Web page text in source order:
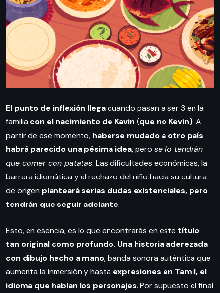
El punto de inflexión llegacuando pasan a ser 3 en la
familia con el nacimiento de Kavin (que no Kevin). A
partir de ese momento, haberse mudado a otro país
habrá parecido una pésima idea, pero se lo tendrán
que comer con patatas. Las dificultades económicas, la
barrera idiomática y el rechazo del niño hacia su cultura
de origen planteará serias dudas existenciales, pero
tendrán que seguir adelante.
Esto, en esencia, es lo que encontrarás en este título
tan original como profundo. Una historia aderezada
con dibujo hecho a mano, banda sonora auténtica que
aumenta la inmersión y hasta expresiones en Tamil, el
idioma que hablan los personajes. Por supuesto el final